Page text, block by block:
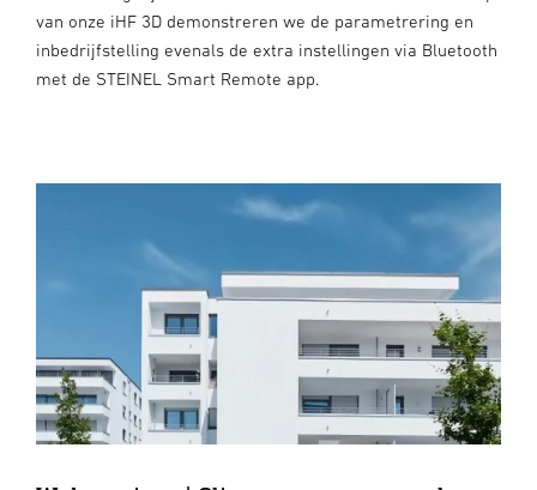
van onze iHF 3D demonstreren we de parametrering en
inbedrijfstelling evenals de extra instellingen via Bluetooth
met de STEINEL Smart Remote app.